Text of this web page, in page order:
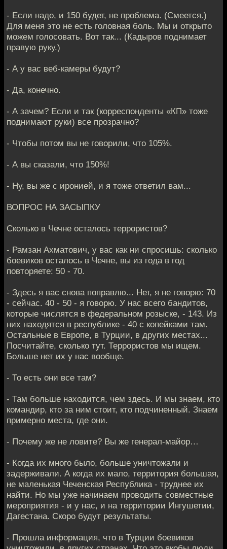
- Если надо, и 150 будет, не проблема. (Смеется.)
Для меня это не есть головная боль. Мы и открыто
можем голосовать. Вот так... (Кадыров поднимает
правую руку.)
- А у вас веб-камеры будут?
- Да, конечно.
- А зачем? Если и так (корреспонденты «КП» тоже
поднимают руки) все прозрачно?
- Чтобы потом вы не говорили, что 105%.
- А вы сказали, что 150%!
- Ну, вы же с иронией, и я тоже ответил вам...
ВОПРОС НА ЗАСЫПКУ
Сколько в Чечне осталось террористов?
- Рамзан Ахматович, у вас как ни спросишь: сколько
боевиков осталось в Чечне, вы из года в год
повторяете: 50 - 70.
- Здесь я вас снова поправлю... Нет, я не говорю: 70
- сейчас. 40 - 50 - я говорю. У нас всего бандитов,
которые числятся в федеральном розыске, - 143. Из
них находятся в республике - 40 с копейками там.
Остальные в Европе, в Турции, в других местах...
Посчитайте, сколько тут. Террористов мы ищем.
Больше нет их у нас вообще.
- То есть они все там?
- Там больше находится, чем здесь. И мы знаем, кто
командир, кто за ним стоит, кто подчиненный. Знаем
примерно места, где они.
- Почему же не ловите? Вы же генерал-майор…
- Когда их много было, больше уничтожали и
задерживали. А когда их мало, территория большая,
не маленькая Чеченская Республика - труднее их
найти. Но мы уже начинаем проводить совместные
мероприятия - и у нас, и на территории Ингушетии,
Дагестана. Скоро будут результаты.
- Прошла информация, что в Турции боевиков